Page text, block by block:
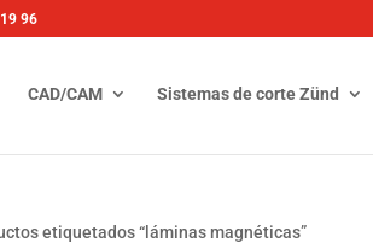
96
CAD/CAM Sistemas de corte Zünd
etiquetados “láminas magnéticas”